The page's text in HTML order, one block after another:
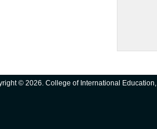
© 2026. College of International